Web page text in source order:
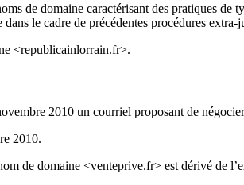
de domaine caractérisant des pratiques
le cadre de précédentes procédures
<republicainlorrain.fr>.
2010 un courriel proposant de
2010.
de domaine <venteprive.fr> est dérivé de